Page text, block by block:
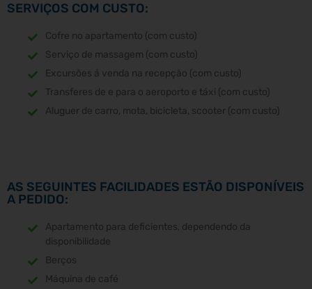
SERVIÇOS COM CUSTO:
Cofre no apartamento (com custo)
Serviço de massagem (com custo)
Excursões á venda na recepção (com custo)
Transferes de e para o aeroporto e táxi (com custo)
Aluguer de carro, mota, bicicleta, scooter (com custo)
AS SEGUINTES FACILIDADES ESTÃO DISPONÍVEIS
A PEDIDO:
Apartamento para deficientes, dependendo da
disponibilidade
Berços
Máquina de café